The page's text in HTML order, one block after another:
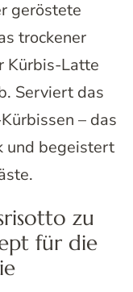
geröstete
trockener
Kürbis-Latte
Serviert das
– das
und begeistert
zu
für die